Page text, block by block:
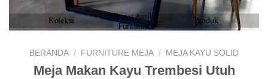
BERANDA / FURNITURE MEJA / MEJA KAYU SOLID
Meja Makan Kayu Trembesi Utuh